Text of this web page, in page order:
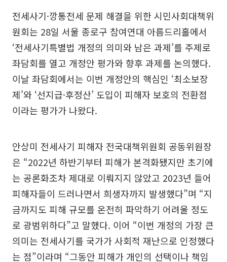
전세사기·깡통전세 문제 해결을 위한 시민사회대책위
원회는 28일 서울 종로구 참여연대 아름드리홀에서
‘전세사기특별법 개정의 의미와 남은 과제’를 주제로
좌담회를 열고 개정안 평가와 향후 과제를 논의했다.
이날 좌담회에서는 이번 개정안의 핵심인 ‘최소보장
제’와 ‘선지급·후정산’ 도입이 피해자 보호의 전환점
이라는 평가가 나왔다.
안상미 전세사기 피해자 전국대책위원회 공동위원장
은 “2022년 하반기부터 피해가 본격화됐지만 초기에
는 공론화조차 제대로 이뤄지지 않았고 2023년 들어
피해자들이 드러나면서 희생자까지 발생했다”며 “지
금까지도 피해 규모를 온전히 파악하기 어려울 정도
로 광범위하다”고 말했다. 이어 “이번 개정의 가장 큰
의미는 전세사기를 국가가 사회적 재난으로 인정했다
는 점”이라며 “그동안 피해가 개인의 선택이나 책임